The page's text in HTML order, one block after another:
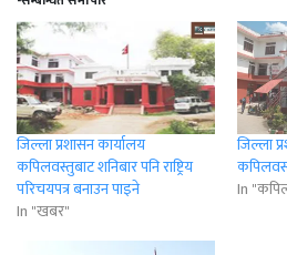
जिल्ला प्रशासन कार्यालय
कपिलवस्तुबाट शनिबार पनि राष्ट्रिय
परिचयपत्र बनाउन पाइने
In "खबर"
जिल्ला
In